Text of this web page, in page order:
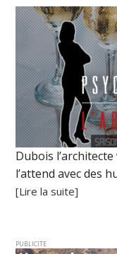
Dubois
l’attend avec des
[Lire la suite]
PUBLICITE